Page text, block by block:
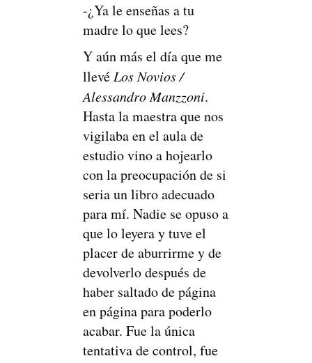
-¿Ya le enseñas a tu
madre lo que lees?
Y aún más el día que me
llevé Los Novios /
Alessandro Manzzoni.
Hasta la maestra que nos
vigilaba en el aula de
estudio vino a hojearlo
con la preocupación de si
seria un libro adecuado
para mí. Nadie se opuso a
que lo leyera y tuve el
placer de aburrirme y de
devolverlo después de
haber saltado de página
en página para poderlo
acabar. Fue la única
tentativa de control, fue